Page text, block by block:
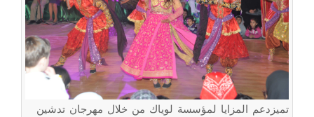
تميزدعم المزايا لمؤسسة لوياك من خلال مهرجان تدشين